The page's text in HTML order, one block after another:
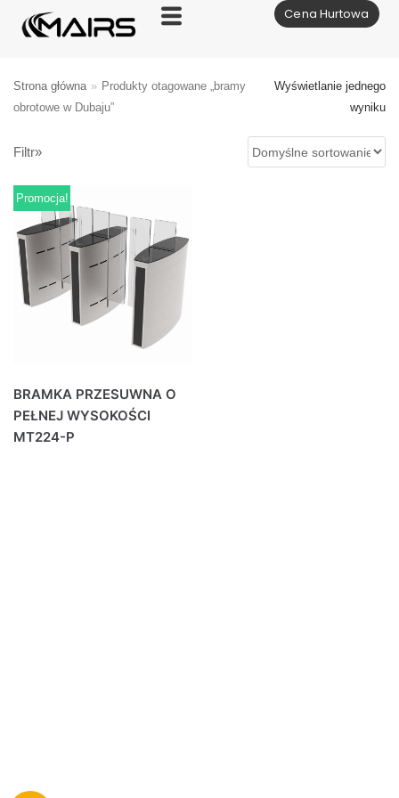
Skocz
do
Cena Hurtowa
Strona główna » Produkty otagowane „bramy
obrotowe w Dubaju”
Wyświetlanie jednego
wyniku
Filtr»
Promocja!
BRAMKA PRZESUWNA O
PEŁNEJ WYSOKOŚCI
MT224-P